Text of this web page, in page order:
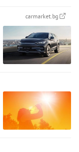
carmarket.bg